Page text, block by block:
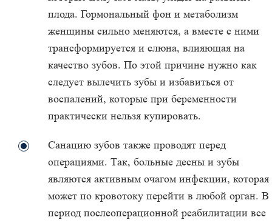
плода. Гормональный фон и метаболизм
женщины сильно меняются, а вместе с ними
трансформируется и слюна, влияющая на
качество зубов. По этой причине нужно как
следует вылечить зубы и избавиться от
воспалений, которые при беременности
практически нельзя купировать.
Санацию зубов также проводят перед
операциями. Так, больные десны и зубы
являются активным очагом инфекции, которая
может по кровотоку перейти в любой орган. В
период послеоперационной реабилитации все